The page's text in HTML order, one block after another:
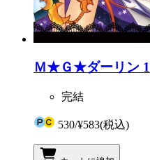
Ｍ★Ｇ★ダーリン 1
完結
530/¥583(税込)